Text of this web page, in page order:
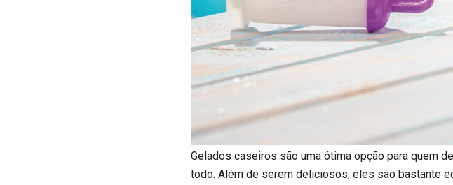
Gelados caseiros são uma ótima opção para quem
todo. Além de serem deliciosos, eles são bastante